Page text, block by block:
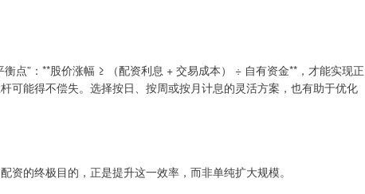
点”：**股价涨幅 ≥ （配资利息 + 交易成本） ÷ 自有资金**，才能实现正
可能得不偿失。选择按日、按周或按月计息的灵活方案，也有助于优化
的终极目的，正是提升这一效率，而非单纯扩大规模。